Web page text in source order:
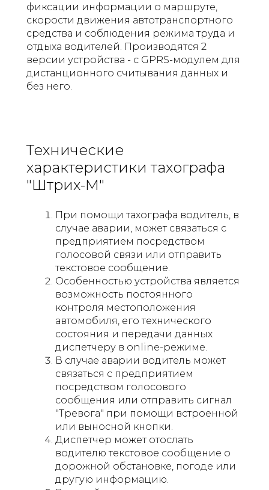
фиксации информации о маршруте,
скорости движения автотранспортного
средства и соблюдения режима труда и
отдыха водителей. Производятся 2
версии устройства - с GPRS-модулем для
дистанционного считывания данных и
без него.
Технические
характеристики тахографа
"Штрих-М"
При помощи тахографа водитель, в
случае аварии, может связаться с
предприятием посредством
голосовой связи или отправить
текстовое сообщение.
Особенностью устройства является
возможность постоянного
контроля местоположения
автомобиля, его технического
состояния и передачи данных
диспетчеру в online-режиме.
В случае аварии водитель может
связаться с предприятием
посредством голосового
сообщения или отправить сигнал
"Тревога" при помощи встроенной
или выносной кнопки.
Диспетчер может отослать
водителю текстовое сообщение о
дорожной обстановке, погоде или
другую информацию.